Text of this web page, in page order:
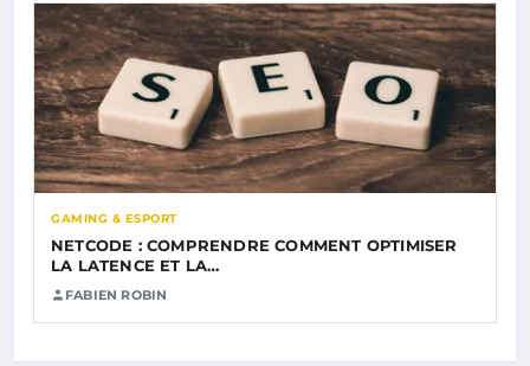
GAMING & ESPORT
NETCODE : COMPRENDRE COMMENT OPTIMISER
LA LATENCE ET LA…
FABIEN ROBIN